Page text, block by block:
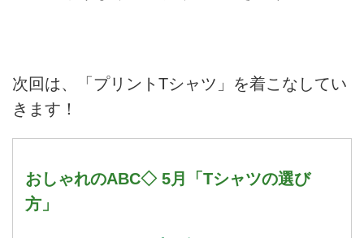
次回は、「プリントTシャツ」を着こなしてい
きます！
おしゃれのABC◇ 5月「Tシャツの選び
方」